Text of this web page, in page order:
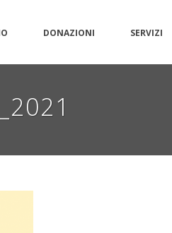
DONAZIONI SERVIZI